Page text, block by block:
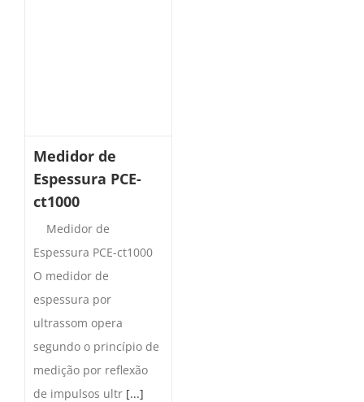
Medidor de
Espessura PCE-
ct1000
Medidor de
Espessura PCE-ct1000
O medidor de
espessura por
ultrassom opera
segundo o princípio de
medição por reflexão
de impulsos ultr [...]